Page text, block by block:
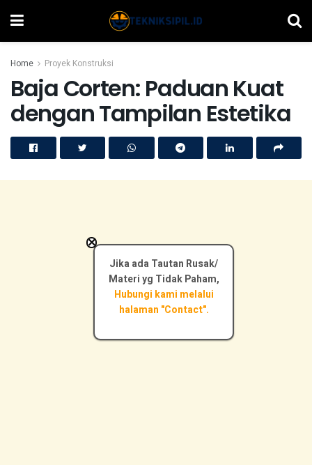
Home Proyek Konstruksi
Baja Corten: Paduan Kuat
dengan Tampilan Estetika
Jika ada Tautan Rusak/
Materi yg Tidak Paham,
Hubungi kami melalui
halaman "Contact".
×